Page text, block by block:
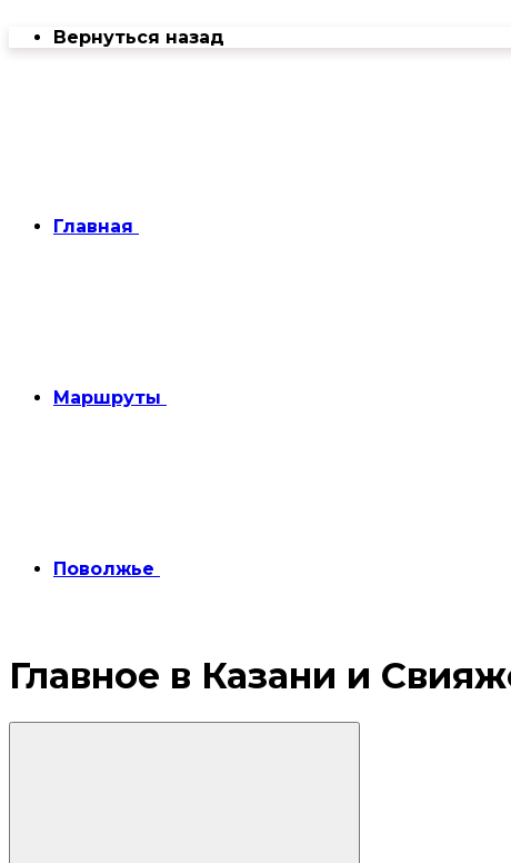
Вернуться назад
Главная
Маршруты
Поволжье
Главное в Казани и